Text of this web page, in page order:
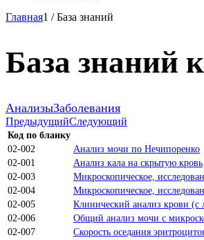
Главная1 / База знаний
База знаний
АнализыЗаболевания
ПредыдущийСледующий
Код по бланку
02-002
Анализ мочи по Нечипоренко
02-001
Анализ кала на скрытую кровь
02-003
Микроскопическое,
02-004
Микроскопическое,
02-005
Клинический анализ крови (c
02-006
Общий анализ мочи с
02-007
Скорость оседания